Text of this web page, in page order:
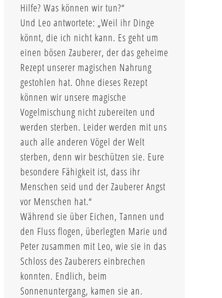
Hilfe? Was können wir tun?“
Und Leo antwortete: „Weil ihr Dinge
könnt, die ich nicht kann. Es geht um
einen bösen Zauberer, der das geheime
Rezept unserer magischen Nahrung
gestohlen hat. Ohne dieses Rezept
können wir unsere magische
Vogelmischung nicht zubereiten und
werden sterben. Leider werden mit uns
auch alle anderen Vögel der Welt
sterben, denn wir beschützen sie. Eure
besondere Fähigkeit ist, dass ihr
Menschen seid und der Zauberer Angst
vor Menschen hat.“
Während sie über Eichen, Tannen und
den Fluss flogen, überlegten Marie und
Peter zusammen mit Leo, wie sie in das
Schloss des Zauberers einbrechen
konnten. Endlich, beim
Sonnenuntergang, kamen sie an.